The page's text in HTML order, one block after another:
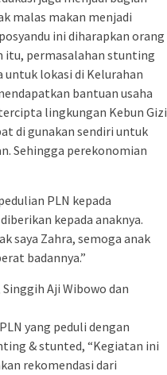
malas makan menjadi
ini diharapkan orang
itu, permasalahan stunting
untuk lokasi di Kelurahan
bantuan usaha
lingkungan Kebun Gizi
di gunakan sendiri untuk
Sehingga perekonomian
PLN kepada
kepada anaknya.
saya Zahra, semoga anak
badannya.”
Aji Wibowo dan
yang peduli dengan
& stunted, “Kegiatan ini
rekomendasi dari